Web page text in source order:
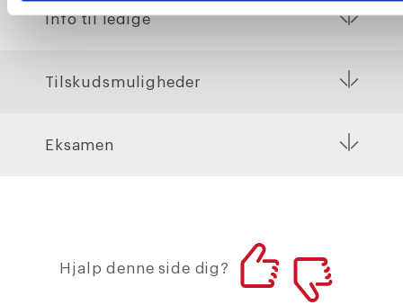
Info til ledige
Tilskudsmuligheder
Eksamen
Hjalp denne side dig?